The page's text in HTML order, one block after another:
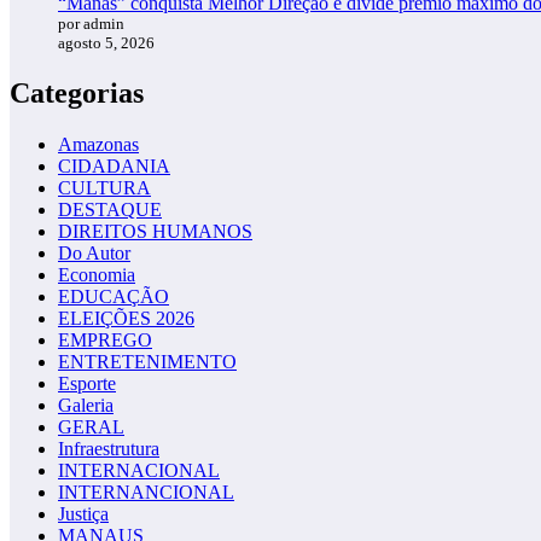
por admin
agosto 5, 2026
Categorias
Amazonas
CIDADANIA
CULTURA
DESTAQUE
DIREITOS HUMANOS
Do Autor
Economia
EDUCAÇÃO
ELEIÇÕES 2026
EMPREGO
ENTRETENIMENTO
Esporte
Galeria
GERAL
Infraestrutura
INTERNACIONAL
INTERNANCIONAL
Justiça
MANAUS